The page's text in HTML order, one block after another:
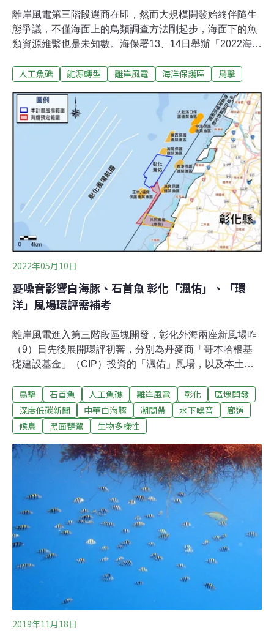
離岸風電第三階段選商在即，然而大規模開發始終伴隨生
態爭議，不僅海面上的鳥類調查方法剛起步，海面下的魚
類資源維繫也是未知數。海保署13、14日舉辦「2022海洋
風場業者花錢做調查，卻「大部分鳥隻都調查不到」的怪
似海洋保護區的功效，「風場內的禁漁範圍越大、管理越
嚴格，保護成效就越高。」台灣海峽航道外都是風場 也是
國際公認候鳥遷徙線位在全球九條公認的候鳥遷徙線之一
「東亞澳鳥類遷徙線（East Asian-Australasian Flyway﹐
EAAF）」，台灣是鳥類遷徙的重要度冬地及中繼站，每
年至少有350種、數百萬隻鳥類通過台灣海峽。由於離岸
風機體積龐大，成排的風機可能形成「風牆」使鳥類難以
跨越，增加鳥擊風險，因此在我國離岸風場開發進程中，
鳥類生態的衝擊與危害時常成為爭議。台灣風場的停棲海
鳥不
人工魚礁 能源轉型 離岸風電 海洋保護區 鳥擊
2022年05月10日
憂噪音影響白海豚、石首魚 彰化「渢佑」、「環
洋」風場環評需補考
離岸風電進入第三階段區塊開發，彰化外海兩座新風場昨
（9）日先後展開環評初審，分別為丹麥商「哥本哈根基
礎建設基金」（CIP）投資的「渢佑」風場，以及本土能
兩座風場面臨相似的生態疑慮，包括鳥擊風險、陸纜施工
對於彰化潮間帶的衝擊、水下噪音影響石首魚及白海豚
等，環委與環保團體紛紛提出質疑。此外，兩案選址皆位
於航道內側，與政策環評的航道外優先開發規範是否違
背，也需進一步釐清。CIP「渢」字輩第二案、台亞第一
案 海纜上岸皆行經潮間帶由丹麥離岸風電開發商CIP投資
的彰化「渢佑」風場，是該業者繼台中「渢妙」風場後，
又一個進入環評的區塊開發場址。風場位於彰化外海，為
CIP六個區塊開發風場中，離岸最近的一座。風場面積約
44平方公里，預計設置30~37座、9~20MW等級的風機，
最大總裝置容量600MW。
鳥擊 石首魚 人工魚礁 離岸風電 彰化
區塊開發
深度低碳新聞
中華白海豚 潮間帶 水下噪音
廊道
候鳥
黑面琵鷺 生物多樣性
2019年11月18日